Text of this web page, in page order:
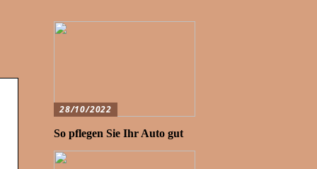
28/10/2022
So pflegen Sie Ihr Auto gut